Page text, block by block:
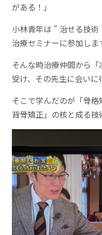
がある！」
小林青年は ” 治せる技
治療セミナーに参加しま
そんな時治療仲間から
受け、その先生に会いに
そこで学んだのが「骨
背骨矯正」の核と成る技